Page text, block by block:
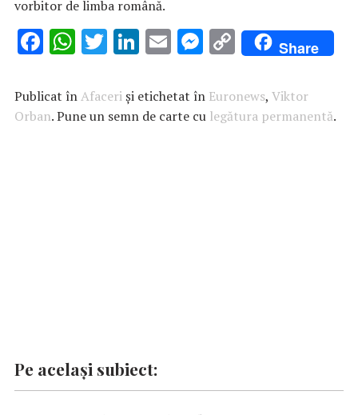
vorbitor de limba română.
F
e
b
W
at
s
T
it
te
Li
k
e
E
ai
l
M
se
n
C
o
p
y
Share
Publicat înAfaceriși etichetat în Euronews, Viktor
Orban. Pune un semn de carte cu legătura permanentă.
Pe același subiect: